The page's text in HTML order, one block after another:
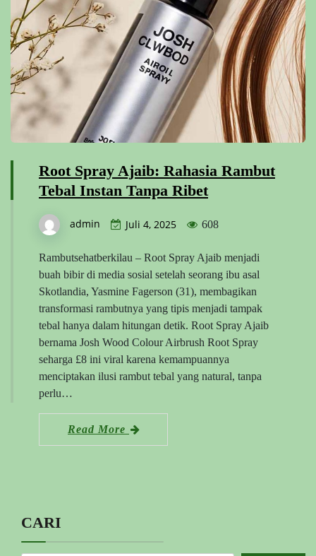
Root Spray Ajaib: Rahasia Rambut
Tebal Instan Tanpa Ribet
admin Juli 4, 2025 608
Rambutsehatberkilau – Root Spray Ajaib menjadi
buah bibir di media sosial setelah seorang ibu asal
Skotlandia, Yasmine Fagerson (31), membagikan
transformasi rambutnya yang tipis menjadi tampak
tebal hanya dalam hitungan detik. Root Spray Ajaib
bernama Josh Wood Colour Airbrush Root Spray
seharga £8 ini viral karena kemampuannya
menciptakan ilusi rambut tebal yang natural, tanpa
perlu…
Read More
CARI